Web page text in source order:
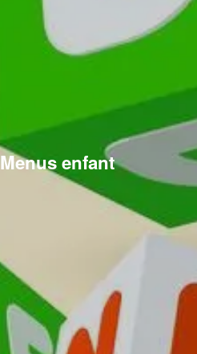
Menus enfant